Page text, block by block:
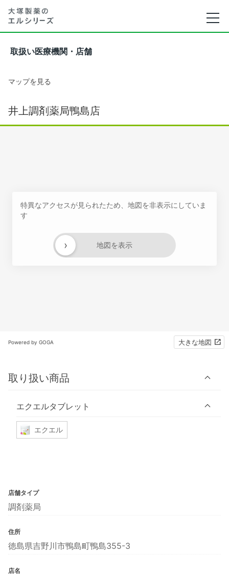
取扱い医療機関・店舗
マップを見る
井上調剤薬局鴨島店
特異なアクセスが見られたため、地図を非表示にしていま
す
地図を表示
›
Powered by GOGA 大きな地図
取り扱い商品
エクエルタブレット
エクエル
店舗タイプ
調剤薬局
住所
徳島県吉野川市鴨島町鴨島355-3
店名